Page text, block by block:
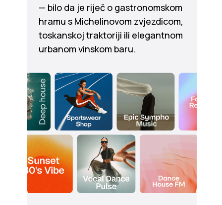
— bilo da je riječ o gastronomskom
hramu s Michelinovom zvjezdicom,
toskanskoj traktoriji ili elegantnom
urbanom vinskom baru.